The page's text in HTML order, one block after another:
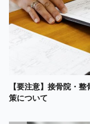
【要注意】接骨院・
策について